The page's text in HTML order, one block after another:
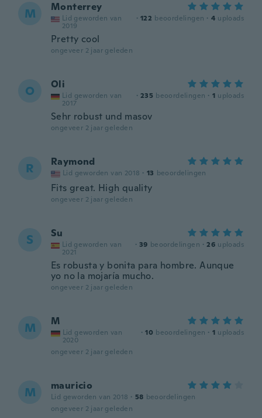
M Monterrey
Lid geworden van
2019
· 122 beoordelingen · 4 uploads
Pretty cool
ongeveer 2 jaar geleden
O Oli
Lid geworden van
2017
· 235 beoordelingen · 1 uploads
Sehr robust und masov
ongeveer 2 jaar geleden
R Raymond
Lid geworden van 2018 · 13 beoordelingen
Fits great. High quality
ongeveer 2 jaar geleden
S Su
Lid geworden van
2021
· 39 beoordelingen · 26 uploads
Es robusta y bonita para hombre. Aunque
yo no la mojaría mucho.
ongeveer 2 jaar geleden
M M
Lid geworden van
2020
· 10 beoordelingen · 1 uploads
ongeveer 2 jaar geleden
M mauricio
Lid geworden van 2018 · 58 beoordelingen
ongeveer 2 jaar geleden